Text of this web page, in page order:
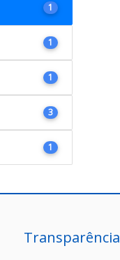
1
1
1
3
1
Transparência